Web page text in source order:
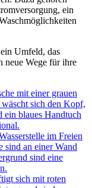
ein
Umfeld, das
neue Wege für ihre